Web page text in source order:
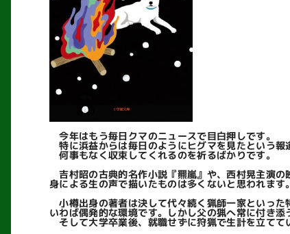
今年はもう毎日クマのニュースで目白押しです。
特に浜益からは毎日のようにヒグマを見たという
何事もなく収束してくれるのを祈るばかりです。
吉村昭の古典的名作小説『羆嵐』や、西村晃主演
身による生の声で描いたものは多くないと思われま
小樽出身の著者は決して代々続く猟師一家といった
いわば偶発的な環境です。しかし父の猟へ常に付き
そして大学卒業後、就職せずに狩猟で生計を立てて